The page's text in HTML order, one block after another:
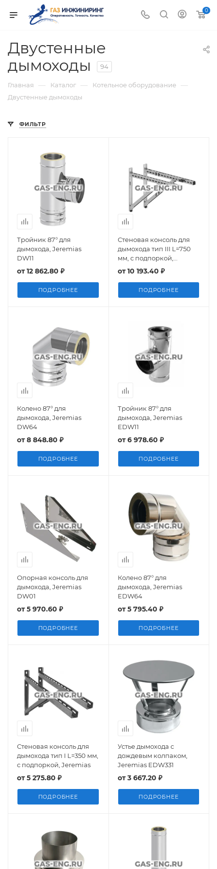
0
Двустенные
дымоходы
94
Главная — Каталог — Котельное оборудование —
Двустенные дымоходы
ФИЛЬТР
Тройник 87° для
дымохода, Jeremias
DW11
от12 862.80 ₽
ПОДРОБНЕЕ
Стеновая консоль для
дымохода тип III L=750
мм, с подпоркой,
Jeremias
от10 193.40 ₽
ПОДРОБНЕЕ
Колено 87° для
дымохода, Jeremias
DW64
от8 848.80 ₽
ПОДРОБНЕЕ
Тройник 87° для
дымохода, Jeremias
EDW11
от6 978.60 ₽
ПОДРОБНЕЕ
Опорная консоль для
дымохода, Jeremias
DW01
от5 970.60 ₽
ПОДРОБНЕЕ
Колено 87° для
дымохода, Jeremias
EDW64
от5 795.40 ₽
ПОДРОБНЕЕ
Стеновая консоль для
дымохода тип I L=350 мм,
с подпоркой, Jeremias
от5 275.80 ₽
ПОДРОБНЕЕ
Устье дымохода с
дождевым колпаком,
Jeremias EDW331
от3 667.20 ₽
ПОДРОБНЕЕ